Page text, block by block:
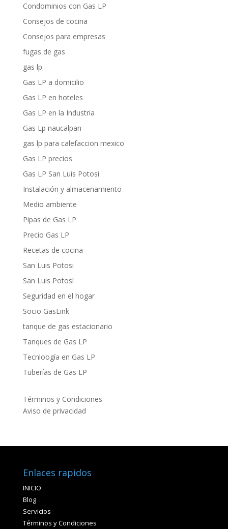
Condominios con Gas LP
Consejos de cocina
Consejos para empresas
fugas de gas
gas lp
Gas LP a domicilio
Gas LP en hoteles
Gas LP en la Industria
Gas Lp naucalpan
gas lp para calefaccion mexico
Gas LP precios
Gas LP San Luis Potosi
Instalación y almacenamiento
Medio ambiente
Pipas de Gas LP
Precio Gas LP
Recetas de cocina
San Luis Potosi
San Luis Potosí
Seguridad en el hogar
Socio GasLink
tanque de gas estacionario
Tanques de Gas LP
Tecnloogía en Gas LP
Tuberías de Gas LP
Términos y Condiciones
Aviso de privacidad
Enlaces rapidos
INICIO
Blog
Servicios
Términos y Condiciones